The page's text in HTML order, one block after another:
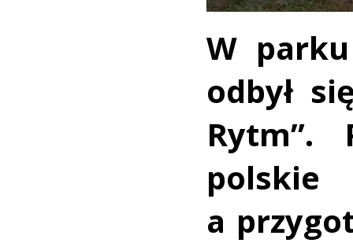
W
odbył
Rytm”.
a